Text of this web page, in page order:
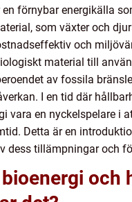
en förnybar energikälla
som växter och
och
material till
av fossila
I en tid där
vara en nyckelspelare i
Detta är en
dess tillämpningar och
och